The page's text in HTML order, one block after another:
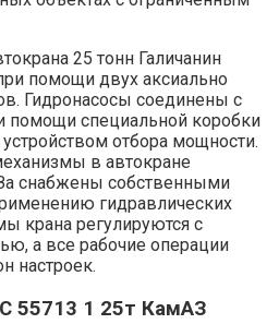
25 тонн Галичанин
помощи двух аксиально
Гидронасосы соединены с
специальной коробки
отбора мощности.
в автокране
снабжены собственными
гидравлических
крана регулируются с
а все рабочие операции
настроек.
55713 1 25т КамАЗ